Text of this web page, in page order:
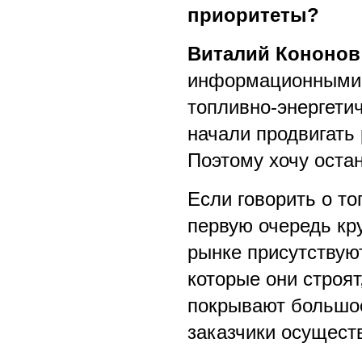
приоритеты?
Виталий
информационными
топливно-
начали
Поэтому хочу
Если говорить о
первую очередь
рынке
которые они
покрывают
заказчики